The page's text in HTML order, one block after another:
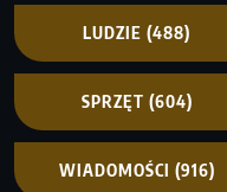
LUDZIE (488)
SPRZĘT (604)
WIADOMOŚCI (916)